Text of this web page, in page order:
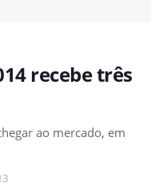
recebe três
ao mercado, em